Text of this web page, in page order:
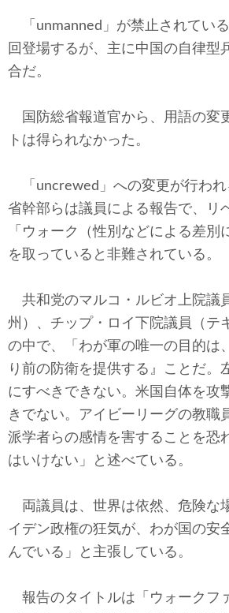
「unmanned」が禁止されてい
回登場するが、主に中国の自律型
合だ。
国防総省報道官から、用語の変
トは得られなかった。
「uncrewed」への変更が行われ
省幹部らは議員による報告で、リ
「ウォーク（性別などによる差別
を取っていると非難されている。
共和党のマルコ・ルビオ上院議
州）、チップ・ロイ下院議員（テ
の中で、「わが軍の唯一の目的は
り前の防衛を提供する』ことだ。
にすべきできない。米国自体を攻
きでない。アイビーリーグの教職
派学者らの感情を害することを恐
はいけない」と述べている。
両議員は、世界は依然、危険な
イデン政権の狂気が、わが国の安
んでいる」と主張している。
報告のタイトルは「ウォークフ